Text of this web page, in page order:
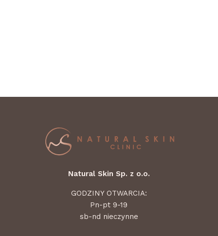
Natural Skin Sp. z o.o.
GODZINY OTWARCIA:
Pn-pt 9-19
sb-nd nieczynne